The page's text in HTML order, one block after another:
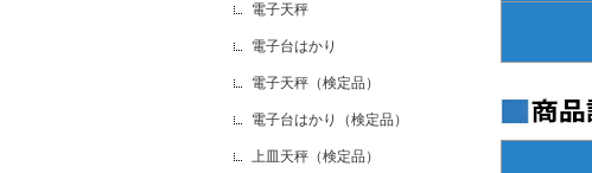
電子天秤
電子台はかり
電子天秤（検定品）
電子台はかり（検定品）
上皿天秤（検定品）